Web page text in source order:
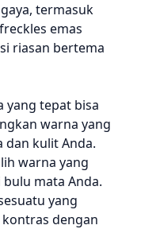
termasuk
emas
riasan bertema
yang tepat bisa
warna yang
dan kulit Anda.
warna yang
mata Anda.
yang
dengan